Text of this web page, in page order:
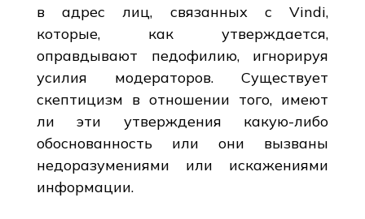
в адрес лиц, связанных с Vindi,
которые, как утверждается,
оправдывают педофилию, игнорируя
усилия модераторов. Существует
скептицизм в отношении того, имеют
ли эти утверждения какую-либо
обоснованность или они вызваны
недоразумениями или искажениями
информации.